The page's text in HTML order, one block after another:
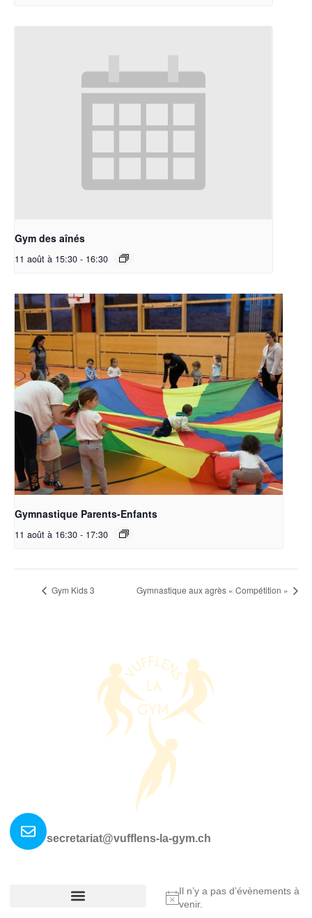
Gym des aînés
11 août à 15:30 - 16:30
Gymnastique Parents-Enfants
11 août à 16:30 - 17:30
Gym Kids 3 Gymnastique aux agrès « Compétition »
secretariat@vufflens-la-gym.ch
Notice
Il n’y a pas d’évènements à
venir.